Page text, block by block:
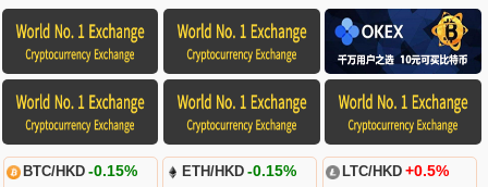
BTC/HKD -0.15% ETH/HKD -0.15% LTC/HKD +0.5%